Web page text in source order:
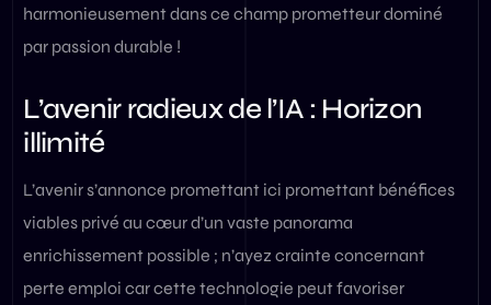
harmonieusement dans ce champ prometteur dominé
par passion durable !
L’avenir radieux de l’IA : Horizon
illimité
L’avenir s’annonce promettant ici promettant bénéfices
viables privé au cœur d’un vaste panorama
enrichissement possible ; n’ayez crainte concernant
perte emploi car cette technologie peut favoriser